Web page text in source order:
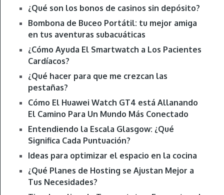
¿Qué son los bonos de casinos sin depósito?
Bombona de Buceo Portátil: tu mejor amiga
en tus aventuras subacuáticas
¿Cómo Ayuda El Smartwatch a Los Pacientes
Cardíacos?
¿Qué hacer para que me crezcan las
pestañas?
Cómo El Huawei Watch GT4 está Allanando
El Camino Para Un Mundo Más Conectado
Entendiendo la Escala Glasgow: ¿Qué
Significa Cada Puntuación?
Ideas para optimizar el espacio en la cocina
¿Qué Planes de Hosting se Ajustan Mejor a
Tus Necesidades?